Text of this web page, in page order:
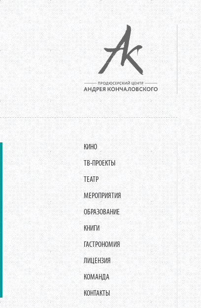
КИНО
ТВ-ПРОЕКТЫ
ТЕАТР
МЕРОПРИЯТИЯ
ОБРАЗОВАНИЕ
КНИГИ
ГАСТРОНОМИЯ
ЛИЦЕНЗИЯ
КОМАНДА
КОНТАКТЫ